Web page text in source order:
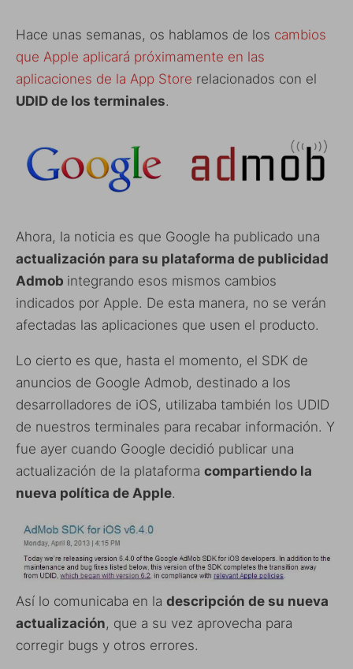
Hace unas semanas, os hablamos de los cambios
que Apple aplicará próximamente en las
aplicaciones de la App Store relacionados con el
UDID de los terminales.
Ahora, la noticia es que Google ha publicado una
actualización para su plataforma de publicidad
Admob integrando esos mismos cambios
indicados por Apple. De esta manera, no se verán
afectadas las aplicaciones que usen el producto.
Lo cierto es que, hasta el momento, el SDK de
anuncios de Google Admob, destinado a los
desarrolladores de iOS, utilizaba también los UDID
de nuestros terminales para recabar información. Y
fue ayer cuando Google decidió publicar una
actualización de la plataforma compartiendo la
nueva política de Apple.
Así lo comunicaba en la descripción de su nueva
actualización, que a su vez aprovecha para
corregir bugs y otros errores.